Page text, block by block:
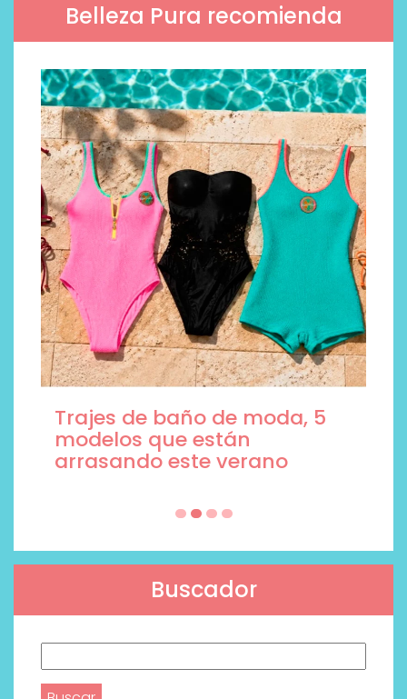
Belleza Pura recomienda
Trajes de baño de moda, 5
modelos que están
arrasando este verano
Buscador